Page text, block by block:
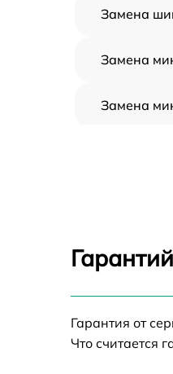
Замена
Замена
Замена
Ремонт
Ремонт
Гарантия от
Что считается